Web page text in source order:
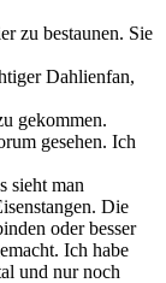
zu bestaunen. Sie
Dahlienfan,
gekommen.
gesehen. Ich
sieht man
Die
oder besser
Ich habe
und nur noch